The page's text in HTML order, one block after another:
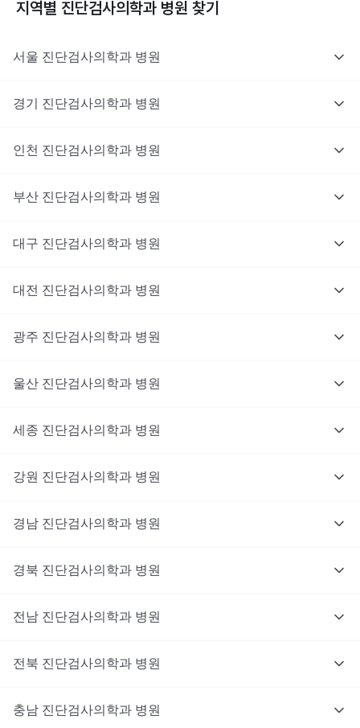
지역별 진단검사의학과 병원 찾기
서울 진단검사의학과 병원
경기 진단검사의학과 병원
인천 진단검사의학과 병원
부산 진단검사의학과 병원
대구 진단검사의학과 병원
대전 진단검사의학과 병원
광주 진단검사의학과 병원
울산 진단검사의학과 병원
세종 진단검사의학과 병원
강원 진단검사의학과 병원
경남 진단검사의학과 병원
경북 진단검사의학과 병원
전남 진단검사의학과 병원
전북 진단검사의학과 병원
충남 진단검사의학과 병원
대기없이 진료를 받고 싶으신가요?